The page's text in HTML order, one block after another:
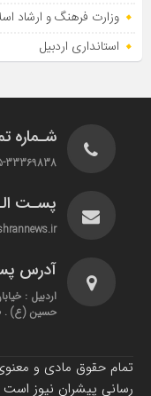
وزارت فرهنگ و ارشاد
استانداری اردبیل
شـماره
33369838
پسـت
آدرس
اردبیل :
حسین (ع) .
تمام حقوق مادی و
رسانی پیشران نیوز است